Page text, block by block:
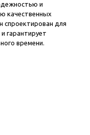
и
качественных
спроектирован для
гарантирует
времени.